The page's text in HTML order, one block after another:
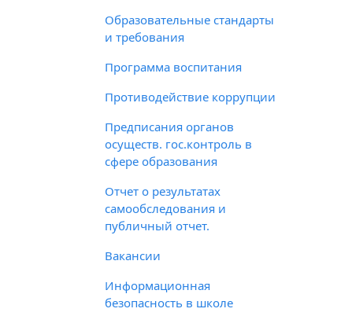
Образовательные стандарты
и требования
Программа воспитания
Противодействие коррупции
Предписания органов
осуществ. гос.контроль в
сфере образования
Отчет о результатах
самообследования и
публичный отчет.
Вакансии
Информационная
безопасность в школе